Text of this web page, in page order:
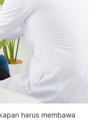
harus membawa